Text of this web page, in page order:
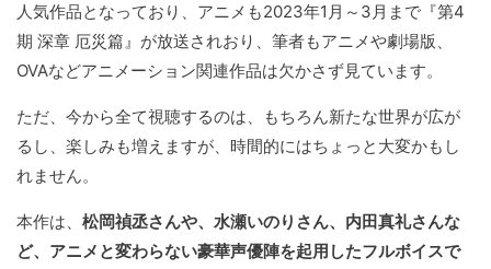
人気作品となっており、アニメも2023年1月～3月まで『第4
期 深章 厄災篇』が放送されおり、筆者もアニメや劇場版、
OVAなどアニメーション関連作品は欠かさず見ています。
ただ、今から全て視聴するのは、もちろん新たな世界が広が
るし、楽しみも増えますが、時間的にはちょっと大変かもし
れません。
本作は、 松岡禎丞さんや、水瀬いのりさん、内田真礼さんな
ど、アニメと変わらない豪華声優陣を起用したフルボイスで